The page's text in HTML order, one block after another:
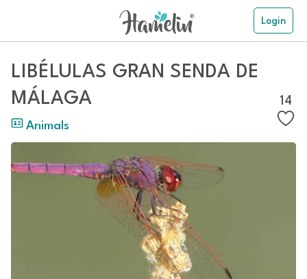
Login
LIBÉLULAS GRAN SENDA DE
MÁLAGA
Animals
14